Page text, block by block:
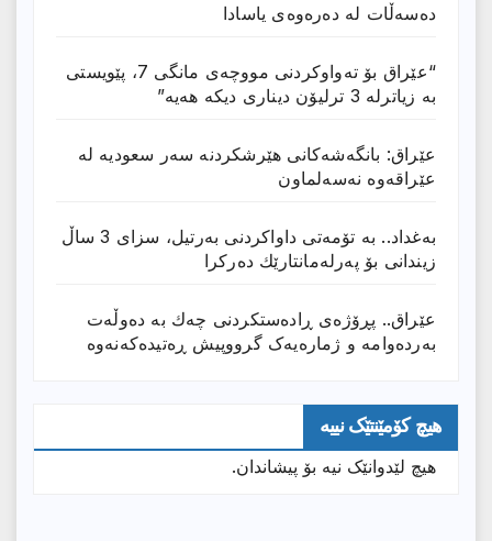
دەسەڵات لە دەرەوەی یاسادا
“عێراق بۆ تەواوکردنی مووچەی مانگى 7، پێویستی
بە زیاترلە 3 ترلیۆن دیناری دیکە هەیە”
عێراق: بانگەشەكانی هێرشكردنە سەر سعودیە لە
عێراقەوە نەسەلماون
بەغداد.. بە تۆمەتی داواكردنی بەرتیل، سزای 3 ساڵ
زیندانی بۆ پەرلەمانتارێك دەركرا
عێراق.. پڕۆژەی ڕادەستكردنی چەك بە دەوڵەت
بەردەوامە و ژمارەیەک گرووپیش ڕەتیدەکەنەوە
هیچ کۆمێنتێک نییە
هیچ لێدوانێک نیە بۆ پیشاندان.